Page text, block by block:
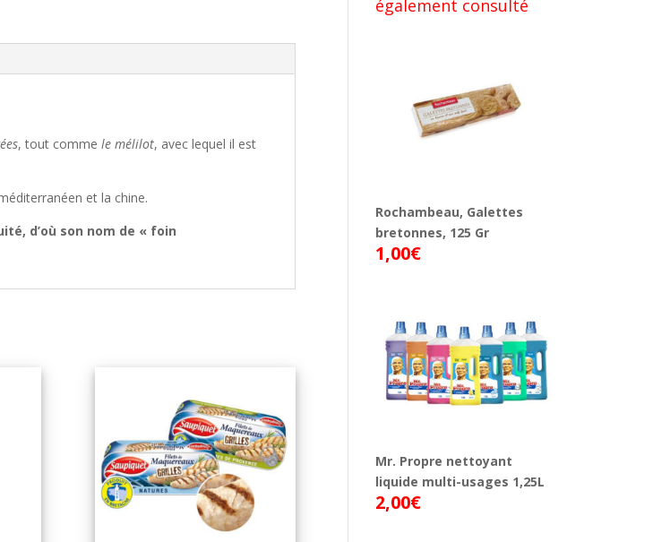
, tout commele mélilot, avec lequel il est
et la chine.
d’où son nom de « foin
également consulté
Rochambeau, Galettes
bretonnes, 125 Gr
1,00€
Mr. Propre nettoyant
liquide multi-usages 1,25L
2,00€